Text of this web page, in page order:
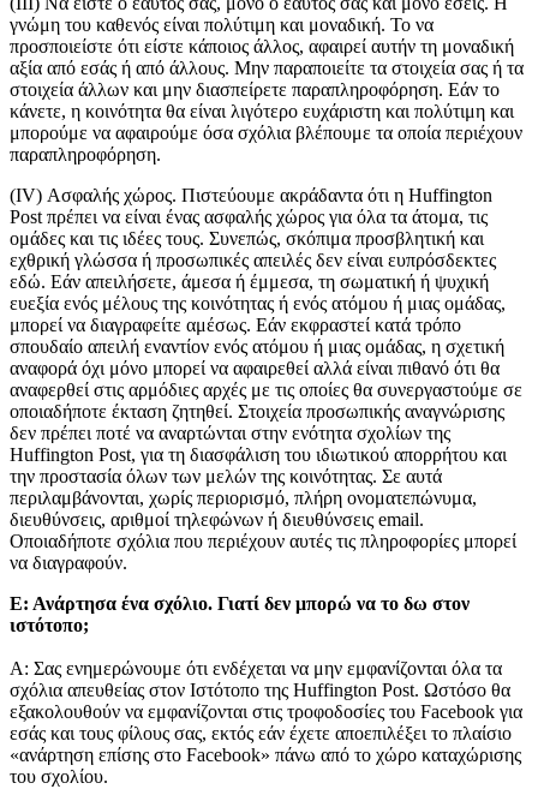
γνώμη του καθενός είναι πολύτιμη και μοναδική. Το να
προσποιείστε ότι είστε κάποιος άλλος, αφαιρεί αυτήν τη μοναδική
αξία από εσάς ή από άλλους. Μην παραποιείτε τα στοιχεία σας ή τα
στοιχεία άλλων και μην διασπείρετε παραπληροφόρηση. Εάν το
κάνετε, η κοινότητα θα είναι λιγότερο ευχάριστη και πολύτιμη και
μπορούμε να αφαιρούμε όσα σχόλια βλέπουμε τα οποία περιέχουν
παραπληροφόρηση.
(IV) Ασφαλής χώρος. Πιστεύουμε ακράδαντα ότι η Huffington
Post πρέπει να είναι ένας ασφαλής χώρος για όλα τα άτομα, τις
ομάδες και τις ιδέες τους. Συνεπώς, σκόπιμα προσβλητική και
εχθρική γλώσσα ή προσωπικές απειλές δεν είναι ευπρόσδεκτες
εδώ. Εάν απειλήσετε, άμεσα ή έμμεσα, τη σωματική ή ψυχική
ευεξία ενός μέλους της κοινότητας ή ενός ατόμου ή μιας ομάδας,
μπορεί να διαγραφείτε αμέσως. Εάν εκφραστεί κατά τρόπο
σπουδαίο απειλή εναντίον ενός ατόμου ή μιας ομάδας, η σχετική
αναφορά όχι μόνο μπορεί να αφαιρεθεί αλλά είναι πιθανό ότι θα
αναφερθεί στις αρμόδιες αρχές με τις οποίες θα συνεργαστούμε σε
οποιαδήποτε έκταση ζητηθεί. Στοιχεία προσωπικής αναγνώρισης
δεν πρέπει ποτέ να αναρτώνται στην ενότητα σχολίων της
Huffington Post, για τη διασφάλιση του ιδιωτικού απορρήτου και
την προστασία όλων των μελών της κοινότητας. Σε αυτά
περιλαμβάνονται, χωρίς περιορισμό, πλήρη ονοματεπώνυμα,
διευθύνσεις, αριθμοί τηλεφώνων ή διευθύνσεις email.
Οποιαδήποτε σχόλια που περιέχουν αυτές τις πληροφορίες μπορεί
να διαγραφούν.
Ε: Ανάρτησα ένα σχόλιο. Γιατί δεν μπορώ να το δω στον
ιστότοπο;
Α: Σας ενημερώνουμε ότι ενδέχεται να μην εμφανίζονται όλα τα
σχόλια απευθείας στον Ιστότοπο της Huffington Post. Ωστόσο θα
εξακολουθούν να εμφανίζονται στις τροφοδοσίες του Facebook για
εσάς και τους φίλους σας, εκτός εάν έχετε αποεπιλέξει το πλαίσιο
«ανάρτηση επίσης στο Facebook» πάνω από το χώρο καταχώρισης
του σχολίου.